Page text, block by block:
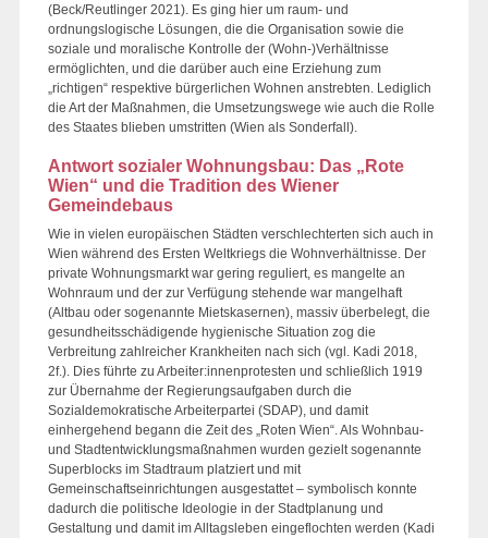
(Beck/Reutlinger 2021). Es ging hier um raum- und
ordnungslogische Lösungen, die die Organisation sowie die
soziale und moralische Kontrolle der (Wohn-)Verhältnisse
ermöglichten, und die darüber auch eine Erziehung zum
„richtigen“ respektive bürgerlichen Wohnen anstrebten. Lediglich
die Art der Maßnahmen, die Umsetzungswege wie auch die Rolle
des Staates blieben umstritten (Wien als Sonderfall).
Antwort sozialer Wohnungsbau: Das „Rote
Wien“ und die Tradition des Wiener
Gemeindebaus
Wie in vielen europäischen Städten verschlechterten sich auch in
Wien während des Ersten Weltkriegs die Wohnverhältnisse. Der
private Wohnungsmarkt war gering reguliert, es mangelte an
Wohnraum und der zur Verfügung stehende war mangelhaft
(Altbau oder sogenannte Mietskasernen), massiv überbelegt, die
gesundheitsschädigende hygienische Situation zog die
Verbreitung zahlreicher Krankheiten nach sich (vgl. Kadi 2018,
2f.). Dies führte zu Arbeiter:innenprotesten und schließlich 1919
zur Übernahme der Regierungsaufgaben durch die
Sozialdemokratische Arbeiterpartei (SDAP), und damit
einhergehend begann die Zeit des „Roten Wien“. Als Wohnbau-
und Stadtentwicklungsmaßnahmen wurden gezielt sogenannte
Superblocks im Stadtraum platziert und mit
Gemeinschaftseinrichtungen ausgestattet – symbolisch konnte
dadurch die politische Ideologie in der Stadtplanung und
Gestaltung und damit im Alltagsleben eingeflochten werden (Kadi